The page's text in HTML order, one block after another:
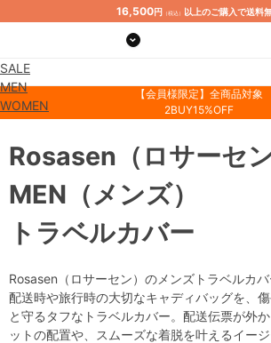
16,500円 （税込） 以上のご購入で送料
SALE
MEN
WOMEN
【会員様限定】全商品対象
2BUY15%OFF
トラベルカバー
Rosasen （ロサーセン
MEN （メンズ）
Rosasen（ロサーセン）のメンズトラベルカバ
配送時や旅行時の大切なキャディバッグを、
と守るタフなトラベルカバー。配送伝票が外
ットの配置や、スムーズな着脱を叶えるイー